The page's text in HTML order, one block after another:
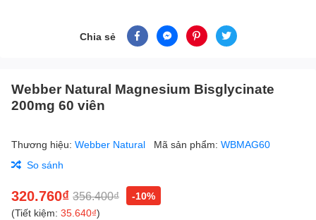
Chia sẻ
Webber Natural Magnesium Bisglycinate
200mg 60 viên
Thương hiệu: Webber Natural Mã sản phẩm: WBMAG60
So sánh
320.760₫ 356.400₫
-10%
(Tiết kiệm: 35.640₫)